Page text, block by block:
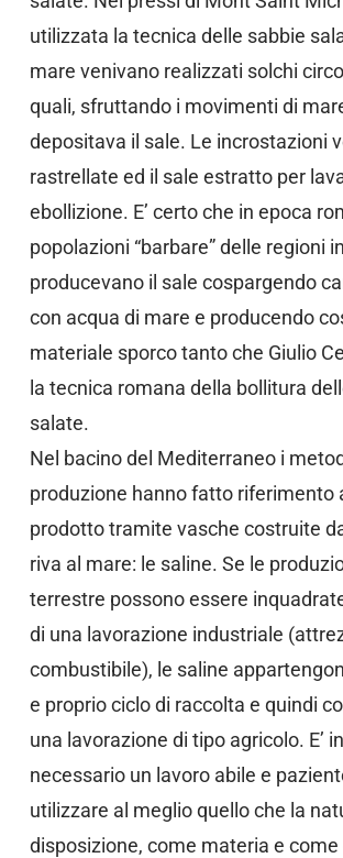
utilizzata la tecnica delle sabbie
mare venivano realizzati solchi
quali, sfruttando i movimenti di
depositava il sale. Le incrostazioni
rastrellate ed il sale estratto per
ebollizione. E’ certo che in epoca
popolazioni “barbare” delle regioni
producevano il sale cospargendo
con acqua di mare e producendo
materiale sporco tanto che Giulio
la tecnica romana della bollitura
salate.
Nel bacino del Mediterraneo i
produzione hanno fatto riferimento
prodotto tramite vasche costruite
riva al mare: le saline. Se le
terrestre possono essere
di una lavorazione industriale
combustibile), le saline
e proprio ciclo di raccolta e quindi
una lavorazione di tipo agricolo. E’
necessario un lavoro abile e
utilizzare al meglio quello che la
disposizione, come materia e come